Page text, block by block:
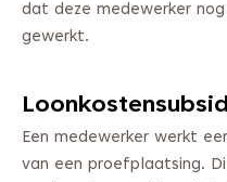
dat deze medewerker
gewerkt.
Een medewerker werkt
van een proefplaatsing.